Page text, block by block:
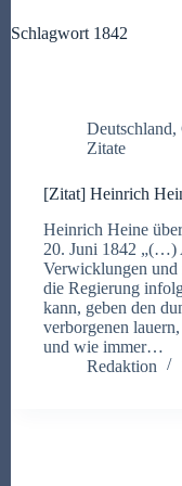
Schlagwort 1842
Deutschland,
Zitate
[Zitat] Heinrich
Heinrich Heine
20. Juni 1842 „(…)
Verwicklungen und
die Regierung
kann, geben den
verborgenen
und wie immer…
Redaktion